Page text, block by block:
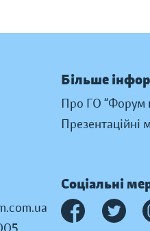
Більше
Про ГО “Форум
Презентаційні
Соціальні